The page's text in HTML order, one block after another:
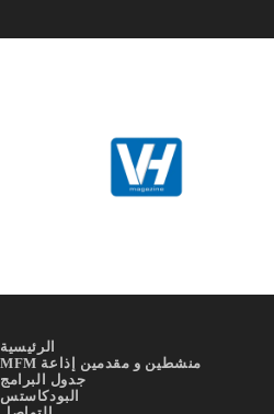
الرئيسية
منشطين و مقدمين إذاعة MFM
جدول البرامج
البودكاستس